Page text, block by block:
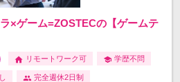
×ゲーム=ZOSTECの【ゲームテ
リモートワーク可 学歴不問
完全週休2日制